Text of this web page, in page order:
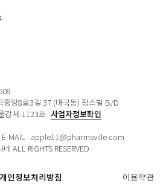
중앙8로3길 37 (마곡동) 팜스빌 B/D
강서-1123호 사업자정보확인
E-MAIL : apple11@pharmsville.com
ALL RIGHTS RESERVED
개인정보처리방침 이용약관